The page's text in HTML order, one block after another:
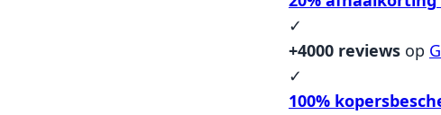
✓
+4000 reviews op
✓
100%